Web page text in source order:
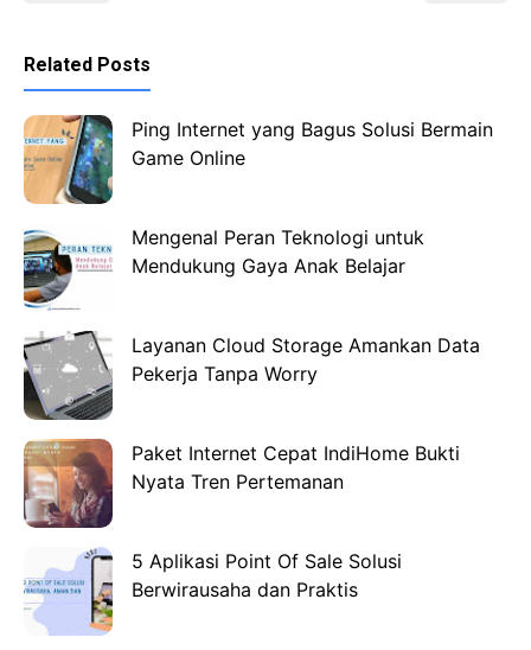
Related Posts
Ping Internet yang Bagus Solusi Bermain
Game Online
Mengenal Peran Teknologi untuk
Mendukung Gaya Anak Belajar
Layanan Cloud Storage Amankan Data
Pekerja Tanpa Worry
Paket Internet Cepat IndiHome Bukti
Nyata Tren Pertemanan
5 Aplikasi Point Of Sale Solusi
Berwirausaha dan Praktis